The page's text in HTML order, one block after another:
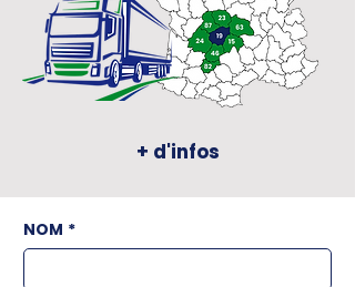
+ d'infos
NOM *